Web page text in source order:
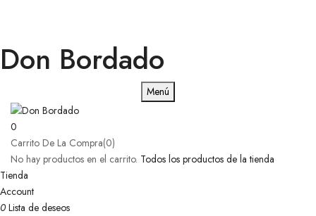
Don Bordado
Menú
0
Carrito De La Compra(0)
No hay productos en el carrito. Todos los productos de la tienda
Tienda
Account
0 Lista de deseos